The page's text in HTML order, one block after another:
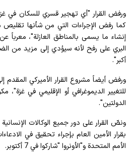
ورفض القرار "أي تهجير قسري للسكان في
كما رفض الإجراءات التي من شأنها
إنشاء ما يسمى بالمناطق العازلة"، معرباً
البري على رفح لأنه سيؤدي إلى مزيد من
أكبر".
ورفض أيضاً مشروع القرار الأميركي
للتغيير الديموغرافي أو الإقليمي في غزة"،
الدولتين".
ونصّ القرار على دور جميع الوكالات الإنسانية
بقرار الأمين العام بإجراء تحقيق في
الأمم المتحدة و"الأونروا "شاركوا في 7 أكتوبر.